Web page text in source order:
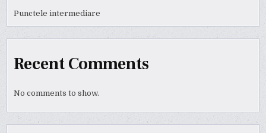
Punctele intermediare
Recent Comments
No comments to show.